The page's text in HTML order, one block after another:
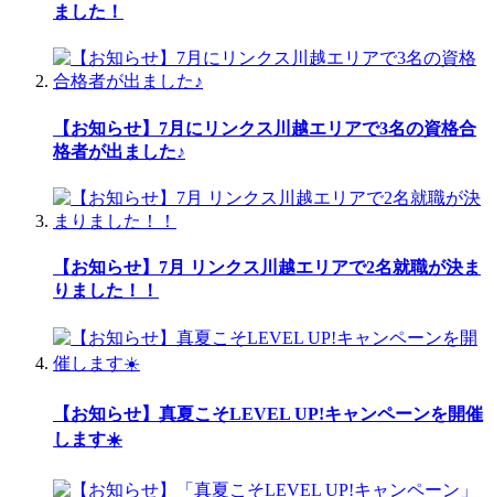
ました！
【お知らせ】7月にリンクス川越エリアで3名の資格合
格者が出ました♪
【お知らせ】7月 リンクス川越エリアで2名就職が決ま
りました！！
【お知らせ】真夏こそLEVEL UP!キャンペーンを開催
します☀️